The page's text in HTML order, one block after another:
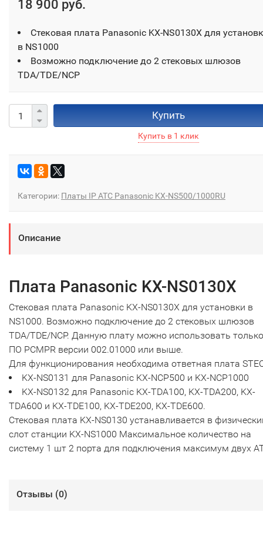
18 900 руб.
Стековая плата Panasonic KX-NS0130X для
в NS1000
Возможно подключение до 2 стековых шлюзов
TDA/TDE/NCP
Купить
Категории: Платы IP АТС Panasonic KX-NS500/1000RU
Описание
Плата Panasonic KX-NS0130X
Стековая плата Panasonic KX-NS0130X для установки в
NS1000. Возможно подключение до 2 стековых шлюзов
TDA/TDE/NCP. Данную плату можно использовать
ПО PCMPR версии 002.01000 или выше.
Для функционирования необходима ответная плата
KX-NS0131 для Panasonic KX-NCP500 и KX-NCP1000
KX-NS0132 для Panasonic KX-TDA100, KX-TDA200, KX-
TDA600 и KX-TDE100, KX-TDE200, KX-TDE600.
Стековая плата KX-NS0130 устанавливается в
слот станции KX-NS1000 Максимальное количество на
систему 1 шт 2 порта для подключения максимум двух
Отзывы (0)